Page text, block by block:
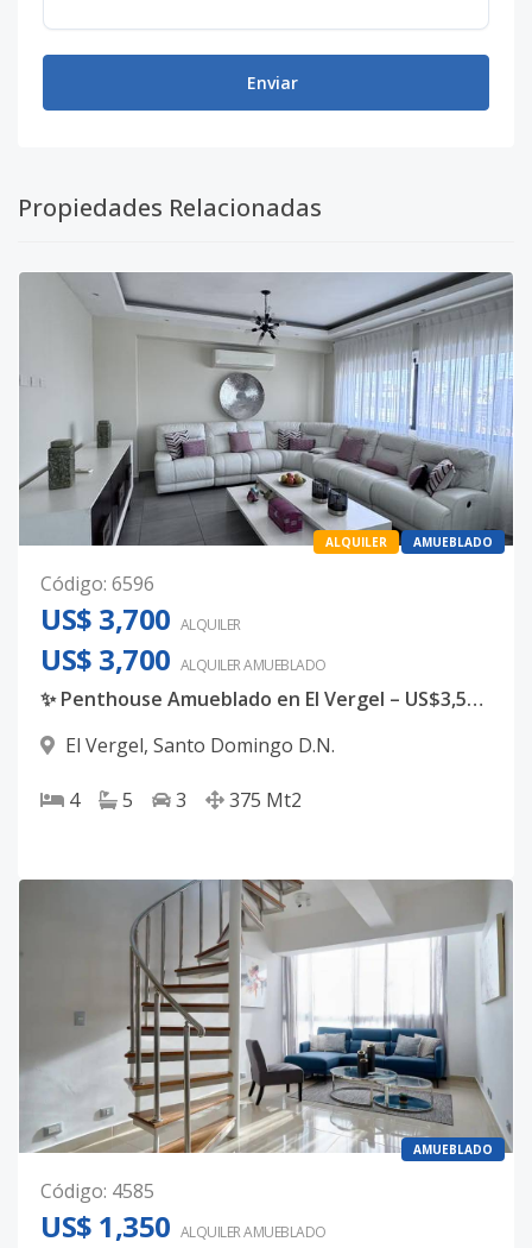
Enviar
Propiedades Relacionadas
ALQUILER AMUEBLADO
Código: 6596
US$ 3,700 ALQUILER
US$ 3,700 ALQUILERAMUEBLADO
✨ Penthouse Amueblado en El Vergel – US$3,500 ✨
El Vergel, Santo Domingo D.N.
4 5 3 375 Mt2
AMUEBLADO
Código: 4585
US$ 1,350 ALQUILERAMUEBLADO